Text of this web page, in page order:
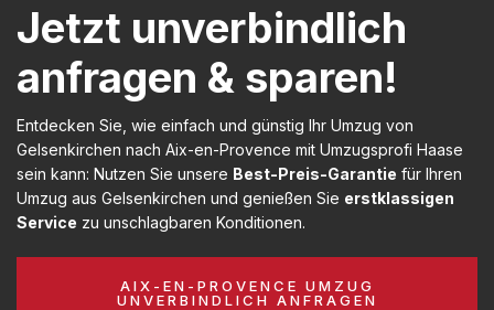
Jetzt unverbindlich
anfragen & sparen!
Entdecken Sie, wie einfach und günstig Ihr Umzug von
Gelsenkirchen nach Aix-en-Provence mit Umzugsprofi Haase
sein kann: Nutzen Sie unsere Best-Preis-Garantie für Ihren
Umzug aus Gelsenkirchen und genießen Sie erstklassigen
Service zu unschlagbaren Konditionen.
AIX-EN-PROVENCE UMZUG
UNVERBINDLICH ANFRAGEN